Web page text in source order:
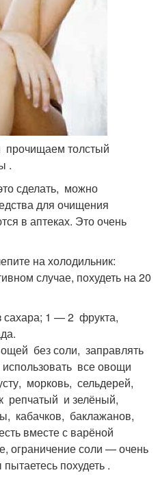
прочищаем толстый
.
сделать, можно
для очищения
в аптеках. Это очень
на холодильник:
случае, похудеть на 20
сахара; 1 — 2 фрукта,
без соли, заправлять
все овощи
морковь, сельдерей,
репчатый и зелёный,
кабачков, баклажанов,
вместе с варёной
ограничение соли — очень
похудеть .